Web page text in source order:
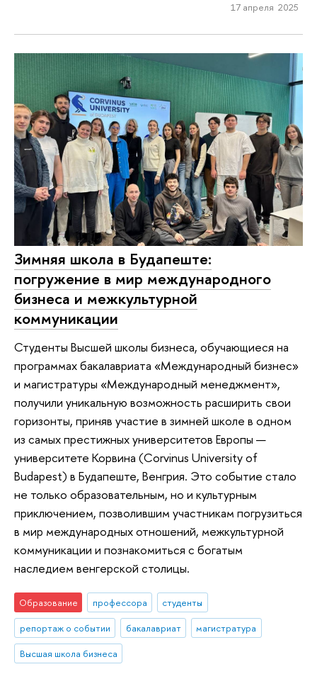
17 апреля 2025
Зимняя школа в Будапеште:
погружение в мир международного
бизнеса и межкультурной
коммуникации
Студенты Высшей школы бизнеса, обучающиеся на
программах бакалавриата «Международный бизнес»
и магистратуры «Международный менеджмент»,
получили уникальную возможность расширить свои
горизонты, приняв участие в зимней школе в одном
из самых престижных университетов Европы —
университете Корвина (Corvinus University of
Budapest) в Будапеште, Венгрия. Это событие стало
не только образовательным, но и культурным
приключением, позволившим участникам погрузиться
в мир международных отношений, межкультурной
коммуникации и познакомиться с богатым
наследием венгерской столицы.
Образование профессора
студенты
репортаж о событии
бакалавриат
магистратура
Высшая школа бизнеса